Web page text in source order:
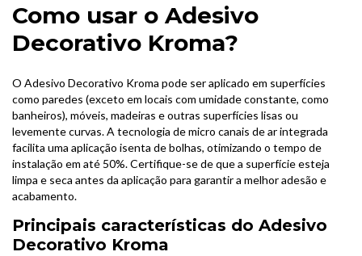
Como usar o Adesivo
Decorativo Kroma?
O Adesivo Decorativo Kroma pode ser aplicado em superfícies
como paredes (exceto em locais com umidade constante, como
banheiros), móveis, madeiras e outras superfícies lisas ou
levemente curvas. A tecnologia de micro canais de ar integrada
facilita uma aplicação isenta de bolhas, otimizando o tempo de
instalação em até 50%. Certifique-se de que a superfície esteja
limpa e seca antes da aplicação para garantir a melhor adesão e
acabamento.
Principais características do Adesivo
Decorativo Kroma